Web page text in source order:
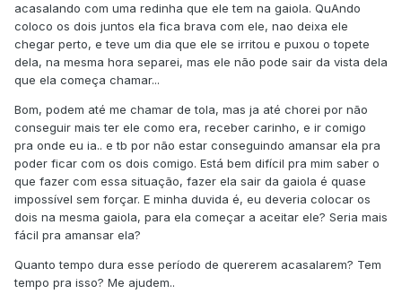
acasalando com uma redinha que ele tem na gaiola. QuAndo
coloco os dois juntos ela fica brava com ele, nao deixa ele
chegar perto, e teve um dia que ele se irritou e puxou o topete
dela, na mesma hora separei, mas ele não pode sair da vista dela
que ela começa chamar...
Bom, podem até me chamar de tola, mas ja até chorei por não
conseguir mais ter ele como era, receber carinho, e ir comigo
pra onde eu ia.. e tb por não estar conseguindo amansar ela pra
poder ficar com os dois comigo. Está bem difícil pra mim saber o
que fazer com essa situação, fazer ela sair da gaiola é quase
impossível sem forçar. E minha duvida é, eu deveria colocar os
dois na mesma gaiola, para ela começar a aceitar ele? Seria mais
fácil pra amansar ela?
Quanto tempo dura esse período de quererem acasalarem? Tem
tempo pra isso? Me ajudem..